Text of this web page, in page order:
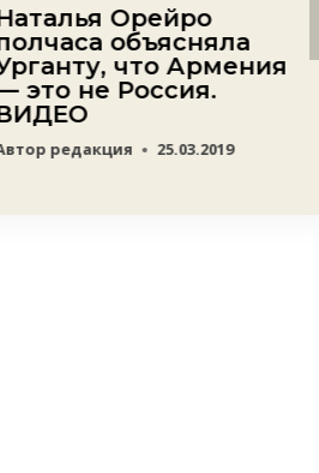
Орейро
объясняла
что Армения
это не Россия.
редакция 25.03.2019